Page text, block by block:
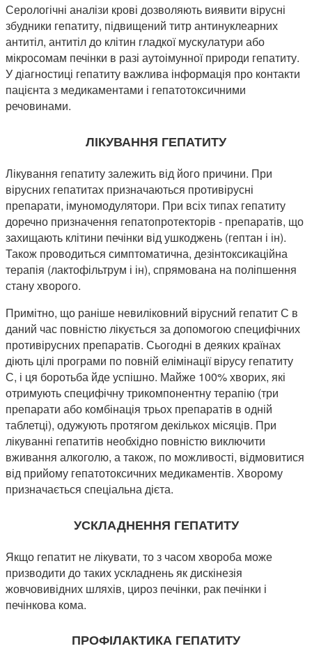
Серологічні аналізи крові дозволяють виявити вірусні
збудники гепатиту, підвищений титр антинуклеарних
антитіл, антитіл до клітин гладкої мускулатури або
мікросомам печінки в разі аутоімунної природи гепатиту.
У діагностиці гепатиту важлива інформація про контакти
пацієнта з медикаментами і гепатотоксичними
речовинами.
ЛІКУВАННЯ ГЕПАТИТУ
Лікування гепатиту залежить від його причини. При
вірусних гепатитах призначаються противірусні
препарати, імуномодулятори. При всіх типах гепатиту
доречно призначення гепатопротекторів - препаратів, що
захищають клітини печінки від ушкоджень (гептан і ін).
Також проводиться симптоматична, дезінтоксикаційна
терапія (лактофільтрум і ін), спрямована на поліпшення
стану хворого.
Примітно, що раніше невиліковний вірусний гепатит С в
даний час повністю лікується за допомогою специфічних
противірусних препаратів. Сьогодні в деяких країнах
діють цілі програми по повній елімінації вірусу гепатиту
С, і ця боротьба йде успішно. Майже 100% хворих, які
отримують специфічну трикомпонентну терапію (три
препарати або комбінація трьох препаратів в одній
таблетці), одужують протягом декількох місяців. При
лікуванні гепатитів необхідно повністю виключити
вживання алкоголю, а також, по можливості, відмовитися
від прийому гепатотоксичних медикаментів. Хворому
призначається спеціальна дієта.
УСКЛАДНЕННЯ ГЕПАТИТУ
Якщо гепатит не лікувати, то з часом хвороба може
призводити до таких ускладнень як дискінезія
жовчовивідних шляхів, цироз печінки, рак печінки і
печінкова кома.
ПРОФІЛАКТИКА ГЕПАТИТУ